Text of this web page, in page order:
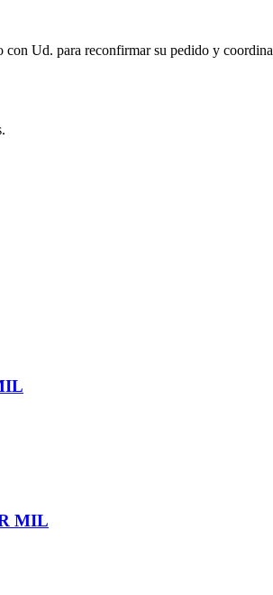
con Ud. para reconfirmar su pedido y
MIL